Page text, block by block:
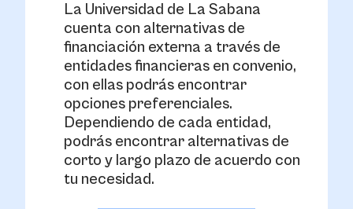
La Universidad de La Sabana
cuenta con alternativas de
financiación externa a través de
entidades financieras en convenio,
con ellas podrás encontrar
opciones preferenciales.
Dependiendo de cada entidad,
podrás encontrar alternativas de
corto y largo plazo de acuerdo con
tu necesidad.